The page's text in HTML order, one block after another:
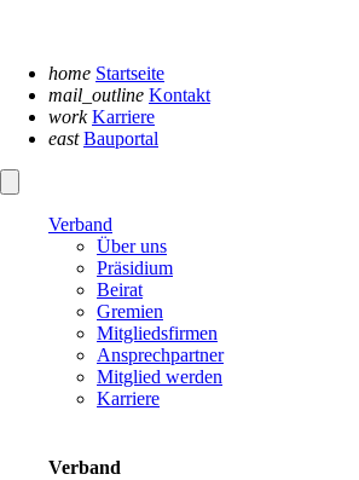
home Startseite
mail_outline Kontakt
work Karriere
east Bauportal
Verband
Über uns
Präsidium
Beirat
Gremien
Mitgliedsfirmen
Ansprechpartner
Mitglied werden
Karriere
Verband